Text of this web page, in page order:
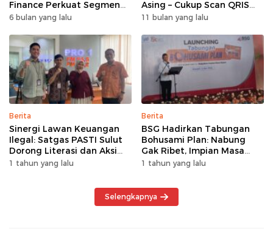
Finance Perkuat Segmen
Pembiayaan Multiguna
6 bulan yang lalu
Asing – Cukup Scan QRIS
Pakai BRImo
11 bulan yang lalu
Berita
Sinergi Lawan Keuangan
Ilegal: Satgas PASTI Sulut
Dorong Literasi dan Aksi
Kolektif Masyarakat
1 tahun yang lalu
Berita
BSG Hadirkan Tabungan
Bohusami Plan: Nabung
Gak Ribet, Impian Masa
Depan Makin Dekat!
1 tahun yang lalu
Selengkapnya